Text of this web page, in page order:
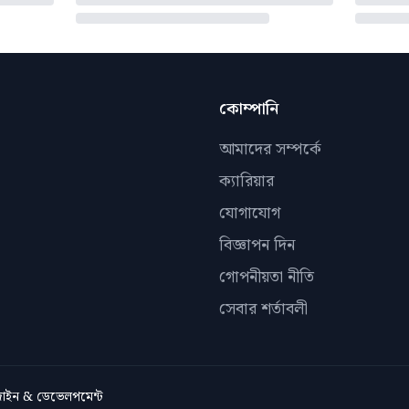
কোম্পানি
আমাদের সম্পর্কে
ক্যারিয়ার
যোগাযোগ
বিজ্ঞাপন দিন
গোপনীয়তা নীতি
সেবার শর্তাবলী
& ডেভেলপমেন্ট